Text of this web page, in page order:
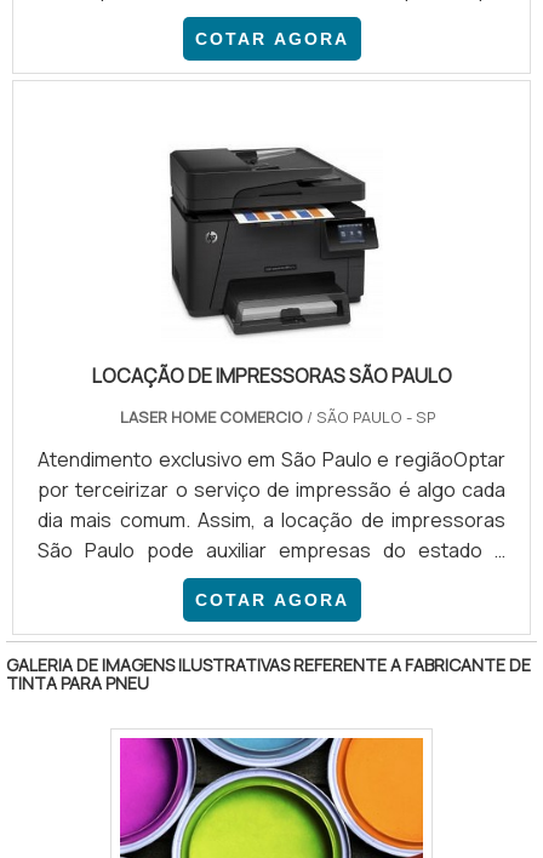
possuem grande volume de documentos impressos
diariamente também obtêm ótimo retorno e, por
isso, estão sempre em busca por preço de locação
benefício.A aquisição de equipamentos sempre é
baseada em alto custo, onde o capital da empresa
será investido para sanar as necessidades.
COTAR AGORA
LOCAÇÃO DE IMPRESSORAS SÃO PAULO
LASER HOME COMERCIO/ SÃO PAULO - SP
Atendimento exclusivo em São Paulo e regiãoOptar
por terceirizar o serviço de impressão é algo cada
dia mais comum. Assim, a locação de impressoras
São Paulo pode auxiliar empresas do estado a
diminuir os custos com equipamentos e
suprimentos. INFORMAÇÕES BÁSICAS SOBRE O
SERVIÇO Esse ramo se destaca por otimizar o
processo de impressão, disponibilizando
Além disso, o cliente conta com serviços
extremamente rápidos, garantindo que sua
produção não se.
COTAR AGORA
GALERIA DE IMAGENS ILUSTRATIVAS REFERENTE A FABRICANTE DE
TINTA PARA PNEU